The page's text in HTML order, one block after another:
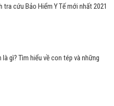
tra cứu Bảo Hiểm Y Tế mới nhất 2021
gì? Tìm hiểu về con tép và những